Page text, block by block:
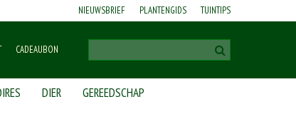
NIEUWSBRIEF PLANTENGIDS TUINTIPS
CADEAUBON
DIER
GEREEDSCHAP